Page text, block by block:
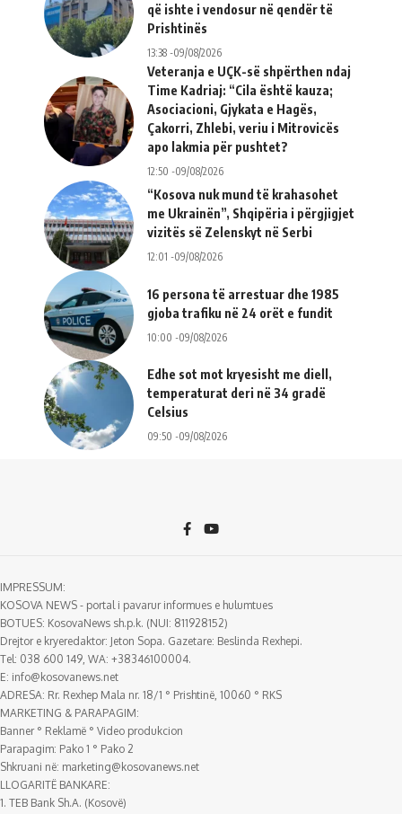
që ishte i vendosur në qendër të
Prishtinës
13:38 -09/08/2026
Veteranja e UÇK-së shpërthen ndaj
Time Kadriaj: “Cila është kauza;
Asociacioni, Gjykata e Hagës,
Çakorri, Zhlebi, veriu i Mitrovicës
apo lakmia për pushtet?
12:50 -09/08/2026
“Kosova nuk mund të krahasohet
me Ukrainën”, Shqipëria i përgjigjet
vizitës së Zelenskyt në Serbi
12:01 -09/08/2026
16 persona të arrestuar dhe 1985
gjoba trafiku në 24 orët e fundit
10:00 -09/08/2026
Edhe sot mot kryesisht me diell,
temperaturat deri në 34 gradë
Celsius
09:50 -09/08/2026
IMPRESSUM:
KOSOVA NEWS - portal i pavarur informues e hulumtues
BOTUES: KosovaNews sh.p.k. (NUI: 811928152)
Drejtor e kryeredaktor: Jeton Sopa. Gazetare: Beslinda Rexhepi.
Tel: 038 600 149, WA: +38346100004.
E: info@kosovanews.net
ADRESA: Rr. Rexhep Mala nr. 18/1 ° Prishtinë, 10060 ° RKS
MARKETING & PARAPAGIM:
Banner ° Reklamë ° Video produkcion
Parapagim: Pako 1 ° Pako 2
Shkruani në: marketing@kosovanews.net
LLOGARITË BANKARE:
1. TEB Bank Sh.A. (Kosovë)